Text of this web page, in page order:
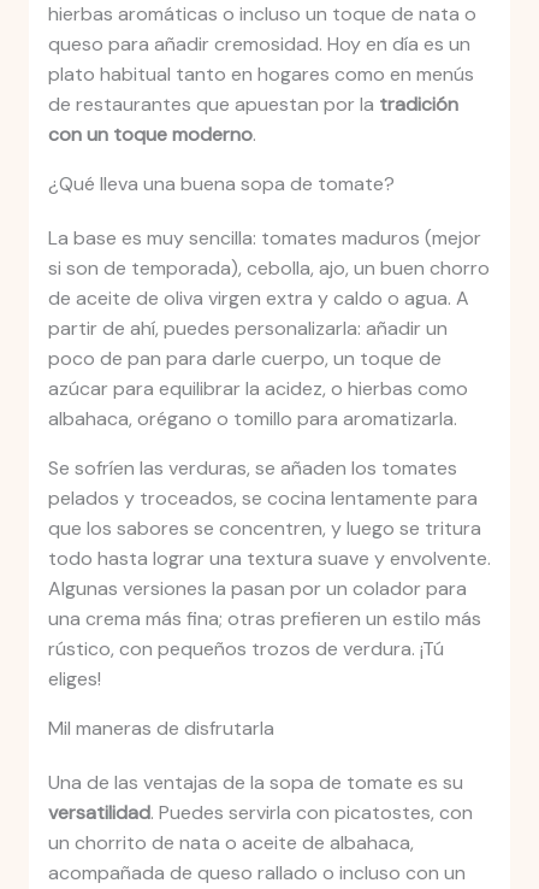
hierbas aromáticas o incluso un toque de nata o
queso para añadir cremosidad. Hoy en día es un
plato habitual tanto en hogares como en menús
de restaurantes que apuestan por la tradición
con un toque moderno.
¿Qué lleva una buena sopa de tomate?
La base es muy sencilla: tomates maduros (mejor
si son de temporada), cebolla, ajo, un buen chorro
de aceite de oliva virgen extra y caldo o agua. A
partir de ahí, puedes personalizarla: añadir un
poco de pan para darle cuerpo, un toque de
azúcar para equilibrar la acidez, o hierbas como
albahaca, orégano o tomillo para aromatizarla.
Se sofríen las verduras, se añaden los tomates
pelados y troceados, se cocina lentamente para
que los sabores se concentren, y luego se tritura
todo hasta lograr una textura suave y envolvente.
Algunas versiones la pasan por un colador para
una crema más fina; otras prefieren un estilo más
rústico, con pequeños trozos de verdura. ¡Tú
eliges!
Mil maneras de disfrutarla
Una de las ventajas de la sopa de tomate es su
versatilidad. Puedes servirla con picatostes, con
un chorrito de nata o aceite de albahaca,
acompañada de queso rallado o incluso con un